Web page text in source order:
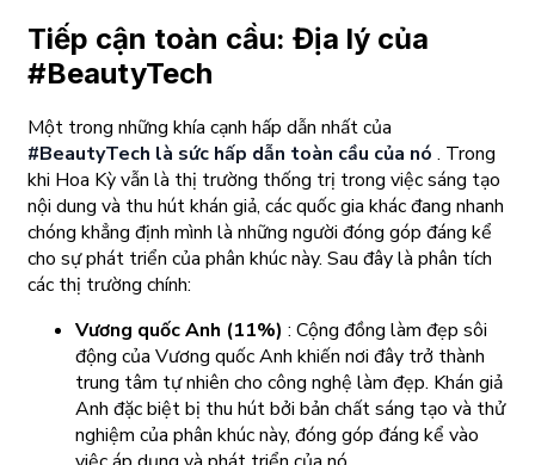
Tiếp cận toàn cầu: Địa lý của
#BeautyTech
Một trong những khía cạnh hấp dẫn nhất của
#BeautyTech là sức hấp dẫn toàn cầu của nó . Trong
khi Hoa Kỳ vẫn là thị trường thống trị trong việc sáng tạo
nội dung và thu hút khán giả, các quốc gia khác đang nhanh
chóng khẳng định mình là những người đóng góp đáng kể
cho sự phát triển của phân khúc này. Sau đây là phân tích
các thị trường chính:
Vương quốc Anh (11%) : Cộng đồng làm đẹp sôi
động của Vương quốc Anh khiến nơi đây trở thành
trung tâm tự nhiên cho công nghệ làm đẹp. Khán giả
Anh đặc biệt bị thu hút bởi bản chất sáng tạo và thử
nghiệm của phân khúc này, đóng góp đáng kể vào